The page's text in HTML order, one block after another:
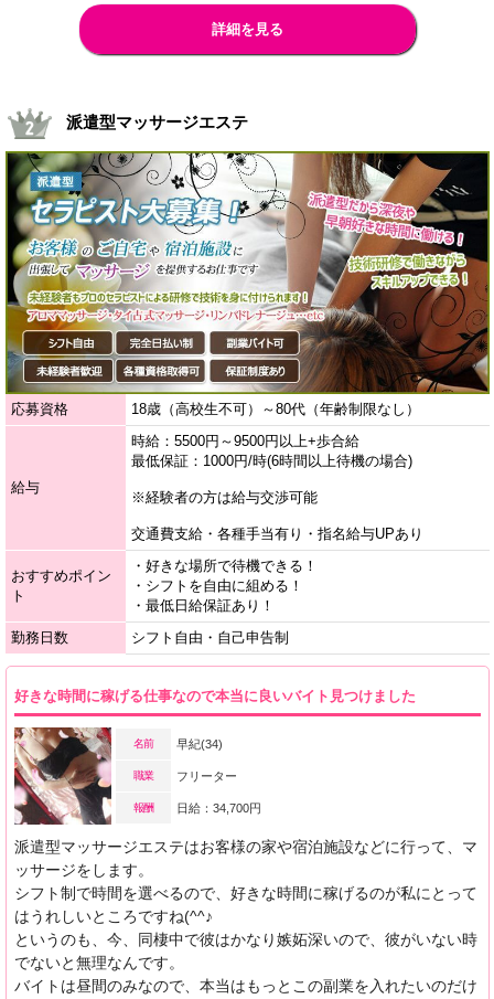
詳細を見る
派遣型マッサージエステ
応募資格 18歳（高校生不可）～80代（年齢制限なし）
給与
時給：5500円～9500円以上+歩合給
最低保証：1000円/時(6時間以上待機の場合)
※経験者の方は給与交渉可能
交通費支給・各種手当有り・指名給与UPあり
おすすめポイン
ト
・好きな場所で待機できる！
・シフトを自由に組める！
・最低日給保証あり！
勤務日数
シフト自由・自己申告制
好きな時間に稼げる仕事なので本当に良いバイト見つけました
名前 早紀(34)
職業 フリーター
報酬 日給：34,700円
派遣型マッサージエステはお客様の家や宿泊施設などに行って、マ
ッサージをします。
シフト制で時間を選べるので、好きな時間に稼げるのが私にとって
はうれしいところですね(^^♪
というのも、今、同棲中で彼はかなり嫉妬深いので、彼がいない時
でないと無理なんです。
バイトは昼間のみなので、本当はもっとこの副業を入れたいのだけ